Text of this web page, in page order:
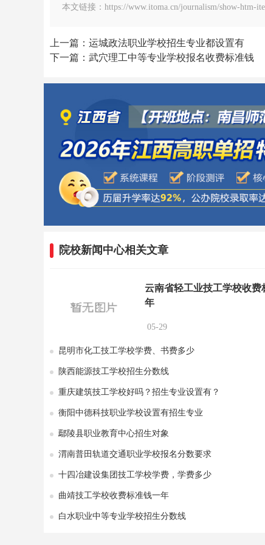
本文链接：https://www.itoma.cn/journalism/show-htm-
上一篇：运城政法职业学校招生专业都设置有
下一篇：武穴理工中等专业学校报名收费标准钱
院校新闻中心相关文章
云南省轻工业技工学校收费
年
05-29
昆明市化工技工学校学费、书费多少
陕西能源技工学校招生分数线
重庆建筑技工学校好吗？招生专业设置有？
衡阳中德科技职业学校设置有招生专业
鄢陵县职业教育中心招生对象
渭南普田轨道交通职业学校报名分数要求
十四冶建设集团技工学校学费，学费多少
曲靖技工学校收费标准钱一年
白水职业中等专业学校招生分数线